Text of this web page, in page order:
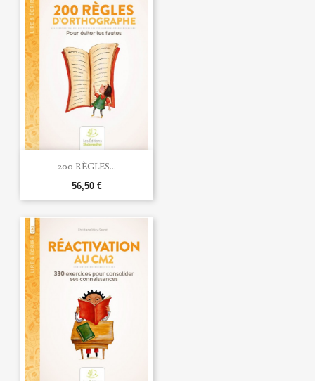
200 RÈGLES...
56,50 €